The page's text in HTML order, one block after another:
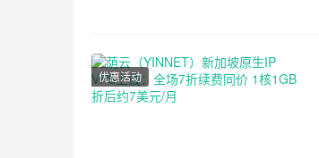
优惠活动